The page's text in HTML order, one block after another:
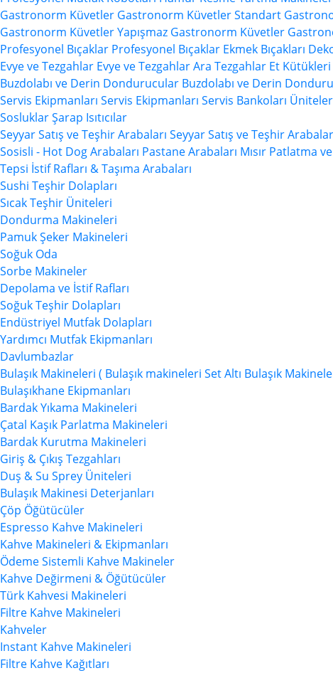
Gastronorm Küvetler Gastronorm KüvetlerStandart
Gastronorm KüvetlerYapışmaz Gastronorm Küvetler
Profesyonel Bıçaklar Profesyonel Bıçaklar Ekmek Bıçakları
Evye ve Tezgahlar Evye ve TezgahlarAra Tezgahlar Et Kütükleri
Buzdolabı ve Derin Dondurucular Buzdolabı ve Derin
Servis Ekipmanları Servis Ekipmanları Servis Bankoları
SosluklarŞarap Isıtıcılar
Seyyar Satış ve Teşhir Arabaları Seyyar Satış ve Teşhir
Sosisli - Hot Dog Arabaları Pastane Arabaları Mısır Patlatma
Tepsi İstif Rafları & Taşıma Arabaları
Sushi Teşhir Dolapları
Sıcak Teşhir Üniteleri
Dondurma Makineleri
Pamuk Şeker Makineleri
Soğuk Oda
Sorbe Makineler
Depolama ve İstif Rafları
Soğuk Teşhir Dolapları
Endüstriyel Mutfak Dolapları
Yardımcı Mutfak Ekipmanları
Davlumbazlar
Bulaşık Makineleri ( Bulaşık makineleri Set Altı Bulaşık
Bulaşıkhane Ekipmanları
Bardak Yıkama Makineleri
Çatal Kaşık Parlatma Makineleri
Bardak Kurutma Makineleri
Giriş & Çıkış Tezgahları
Duş & Su Sprey Üniteleri
Bulaşık Makinesi Deterjanları
Çöp Öğütücüler
Espresso Kahve Makineleri
Kahve Makineleri & Ekipmanları
Ödeme Sistemli Kahve Makineler
Kahve Değirmeni & Öğütücüler
Türk Kahvesi Makineleri
Filtre Kahve Makineleri
Kahveler
Instant Kahve Makineleri
Filtre Kahve Kağıtları